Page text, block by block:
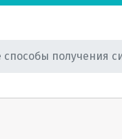
способы получения